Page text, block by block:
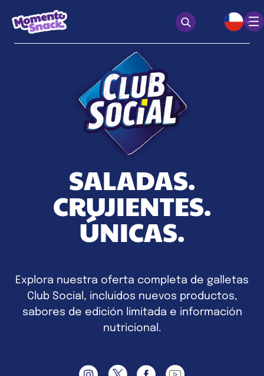
SALADAS.
CRUJIENTES.
ÚNICAS.
Explora nuestra oferta completa de galletas
Club Social, incluidos nuevos productos,
sabores de edición limitada e información
nutricional.